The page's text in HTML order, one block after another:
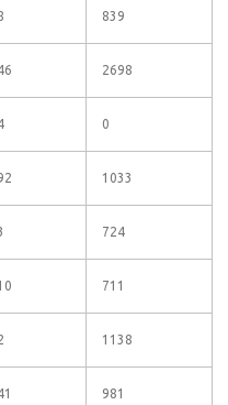
839
2698
0
1033
724
711
1138
981